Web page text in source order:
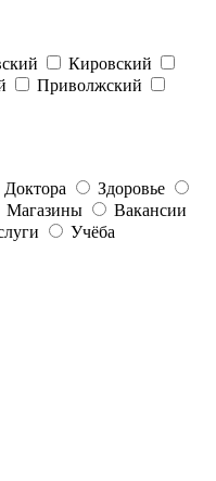
Кировский
Приволжский
Доктора
Здоровье
Магазины
Вакансии
Учёба